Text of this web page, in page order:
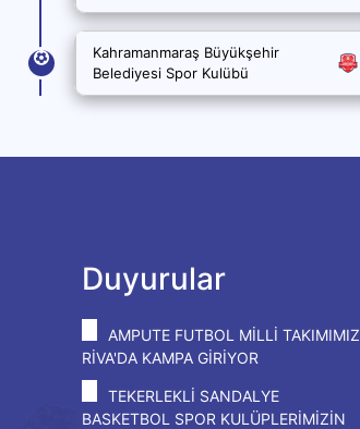
Kahramanmaraş Büyükşehir
Belediyesi Spor Kulübü
Duyurular
AMPUTE FUTBOL MİLLİ TAKIMIMIZ
RİVA'DA KAMPA GİRİYOR
TEKERLEKLİ SANDALYE
BASKETBOL SPOR KULÜPLERİMİZİN